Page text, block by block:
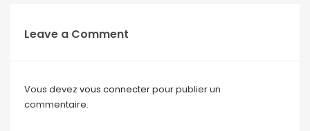
Leave a Comment
Vous devez vous connecterpour publier un
commentaire.